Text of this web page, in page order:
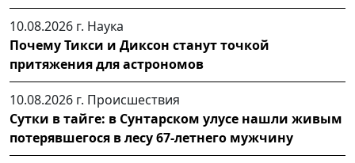
10.08.2026 г. Наука
Почему Тикси и Диксон станут точкой
притяжения для астрономов
10.08.2026 г. Происшествия
Сутки в тайге: в Сунтарском улусе нашли живым
потерявшегося в лесу 67-летнего мужчину